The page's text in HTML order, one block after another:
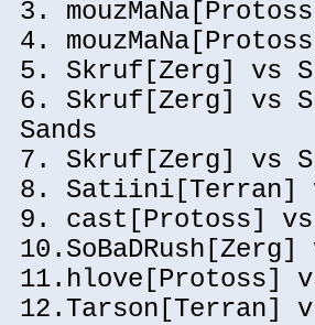
3.
4.
5. Skruf[Zerg] vs
6. Skruf[Zerg] vs
Sands
7. Skruf[Zerg] vs
8. Satiini[Terran]
9. cast[Protoss]
11.hlove[Protoss]
12.Tarson[Terran]